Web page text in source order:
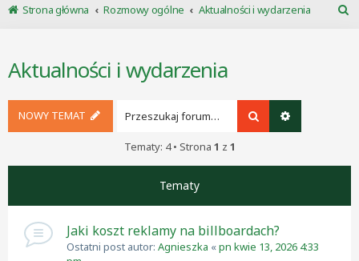
Strona główna Rozmowy ogólne
Aktualności i wydarzenia
Aktualności i wydarzenia
NOWY TEMAT Szukaj
Tematy: 4 • Strona 1 z 1
Tematy
Jaki koszt reklamy na billboardach?
Ostatni post autor: Agnieszka «pn kwie 13, 2026 4:33